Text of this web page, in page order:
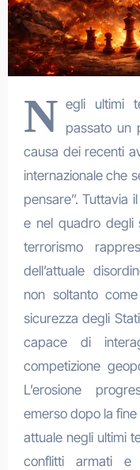
N egli ultimi
passato un
causa dei recenti
internazionale che
pensare”. Tuttavia
e nel quadro degli
terrorismo
dell’attuale
non soltanto
sicurezza degli
capace di
competizione
L’erosione
emerso dopo la
attuale negli ultimi
conflitti armati